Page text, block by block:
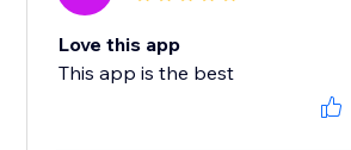
Love this app
This app is the best